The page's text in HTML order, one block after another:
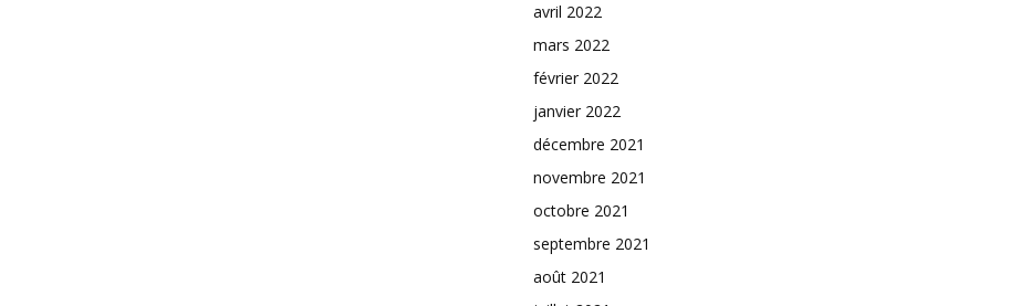
avril 2022
mars 2022
février 2022
janvier 2022
décembre 2021
novembre 2021
octobre 2021
septembre 2021
août 2021